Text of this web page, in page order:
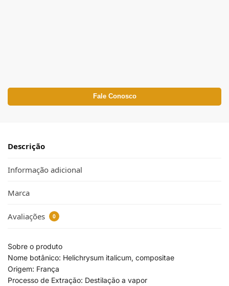
Fale Conosco
Descrição
Informação adicional
Marca
Avaliações 0
Sobre o produto
Nome botânico: Helichrysum italicum, compositae
Origem: França
Processo de Extração: Destilação a vapor